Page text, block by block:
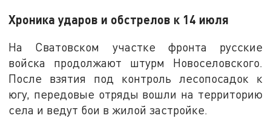
Хроника ударов и обстрелов к 14 июля
На Сватовском участке фронта русские
войска продолжают штурм Новоселовского.
После взятия под контроль лесопосадок к
югу, передовые отряды вошли на территорию
села и ведут бои в жилой застройке.